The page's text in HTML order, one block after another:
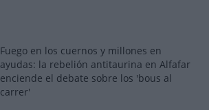
Fuego en los cuernos y millones en
ayudas: la rebelión antitaurina en Alfafar
enciende el debate sobre los 'bous al
carrer'